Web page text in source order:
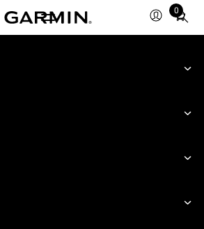
0
Total